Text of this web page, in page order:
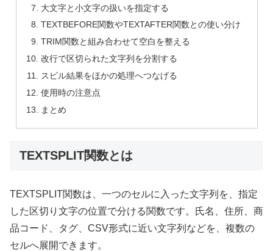
大文字と小文字の扱いを指定する
TEXTBEFORE関数やTEXTAFTER関数との使い分け
TRIM関数と組み合わせて空白を整える
改行で区切られた文字列を分割する
スピル結果をほかの処理へつなげる
使用時の注意点
まとめ
TEXTSPLIT関数とは
TEXTSPLIT関数は、一つのセルに入った文字列を、指定
した区切り文字の位置で分ける関数です。氏名、住所、商
品コード、タグ、CSV形式に近い文字列などを、複数の
セルへ展開できます。